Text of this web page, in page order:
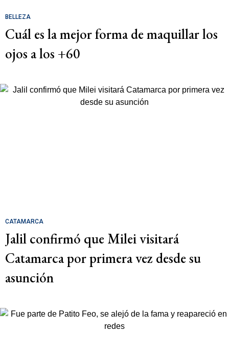
BELLEZA
Cuál es la mejor forma de maquillar los
ojos a los +60
CATAMARCA
Jalil confirmó que Milei visitará
Catamarca por primera vez desde su
asunción